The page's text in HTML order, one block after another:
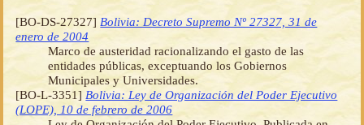
[BO-DS-27327] Bolivia: Decreto Supremo Nº 27327, 31 de
enero de 2004
Marco de austeridad racionalizando el gasto de las
entidades públicas, exceptuando los Gobiernos
Municipales y Universidades.
[BO-L-3351] Bolivia: Ley de Organización del Poder Ejecutivo
(LOPE), 10 de febrero de 2006